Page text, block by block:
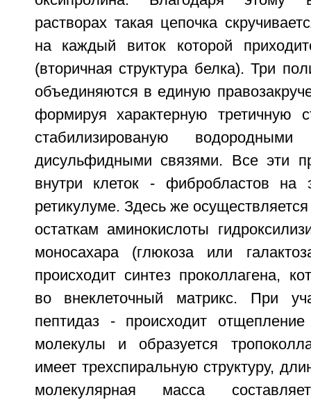
растворах такая цепочка
на каждый виток которой
(вторичная структура белка). Три
объединяются в единую
формируя характерную третичную
стабилизированую
дисульфидными связями. Все эти
внутри клеток - фибробластов на
ретикулуме. Здесь же
остаткам аминокислоты
моносахара (глюкоза или
происходит синтез проколлагена,
во внеклеточный матрикс. При
пептидаз - происходит
молекулы и образуется
имеет трехспиральную структуру,
молекулярная масса